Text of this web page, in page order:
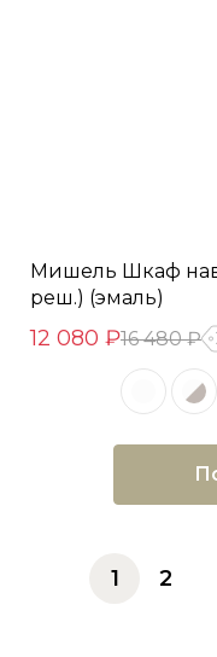
Мишель Шкаф
реш.) (эмаль)
12 080 ₽16 480 ₽
1 2